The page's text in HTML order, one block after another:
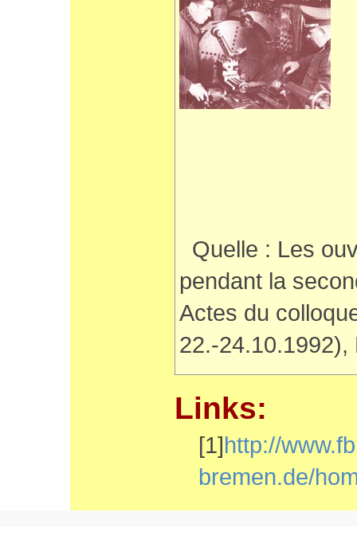
Quelle : Les
pendant la
Actes du
22.-24.10.1992),
Links:
[1]http://
bremen.de/